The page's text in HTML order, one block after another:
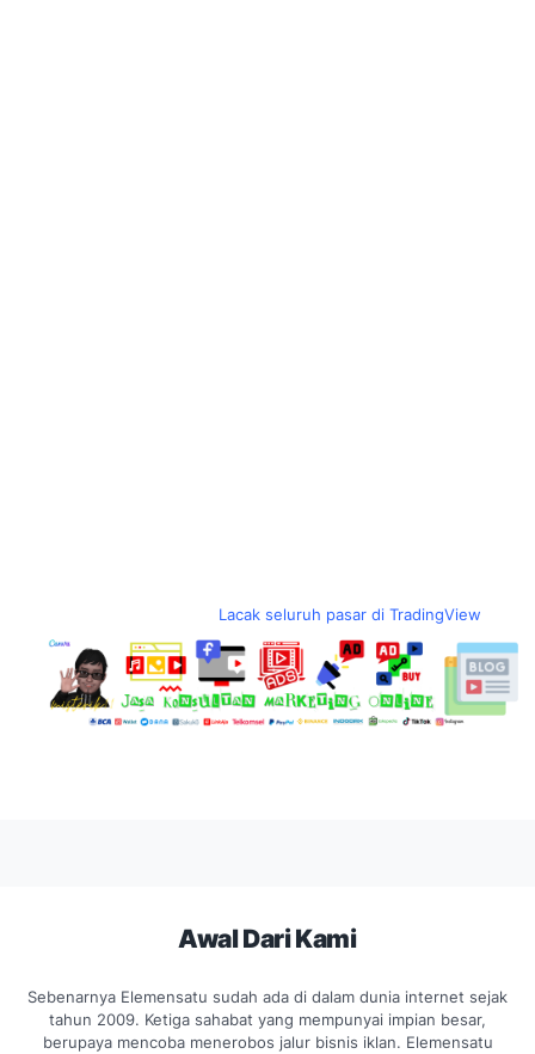
Lacak seluruh pasar di TradingView
Awal Dari Kami
Sebenarnya Elemensatu sudah ada di dalam dunia internet sejak
tahun 2009. Ketiga sahabat yang mempunyai impian besar,
berupaya mencoba menerobos jalur bisnis iklan. Elemensatu